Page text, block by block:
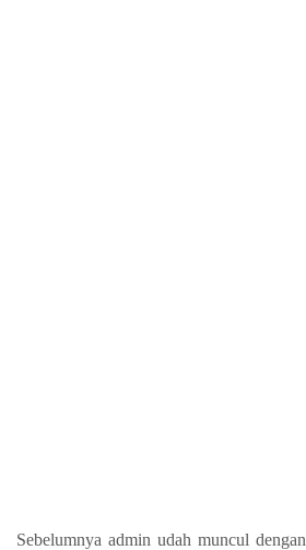
Sebelumnya admin udah muncul dengan